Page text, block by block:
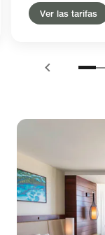
Ver las tarifas